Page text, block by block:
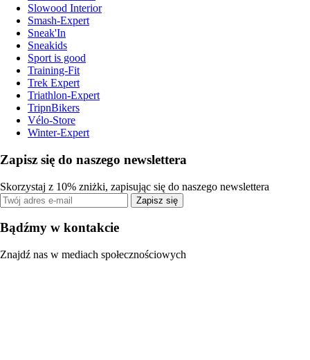
Slowood Interior
Smash-Expert
Sneak'In
Sneakids
Sport is good
Training-Fit
Trek Expert
Triathlon-Expert
TripnBikers
Vélo-Store
Winter-Expert
Zapisz się do naszego newslettera
Skorzystaj z 10% zniżki, zapisując się do naszego newslettera
Zapisz się
Bądźmy w kontakcie
Znajdź nas w mediach społecznościowych